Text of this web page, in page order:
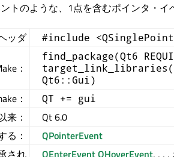
トのような、1点を含むポインタ・イ
ッダ #include
：
find_package(Qt6
Qt6::Gui)
： QT += gui
来：
Qt 6.0
る：
QPointerEvent
され
QEnterEventQHoverEvent, , , ,